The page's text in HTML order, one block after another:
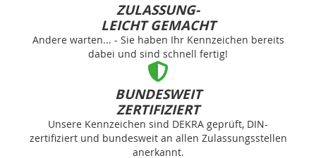
ZULASSUNG-
LEICHT GEMACHT
Andere warten... - Sie haben Ihr Kennzeichen bereits
dabei und sind schnell fertig!
BUNDESWEIT
ZERTIFIZIERT
Unsere Kennzeichen sind DEKRA geprüft, DIN-
zertifiziert und bundesweit an allen Zulassungsstellen
anerkannt.